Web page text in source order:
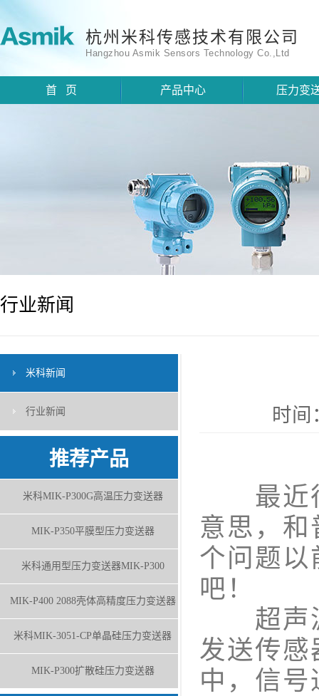
杭州米科传感技术有限公司
Hangzhou Asmik Sensors Technology Co.,Ltd
首 页 产品中心 压力变
行业新闻
米科新闻
行业新闻
推荐产品
米科MIK-P300G高温压力变送器
MIK-P350平膜型压力变送器
米科通用型压力变送器MIK-P300
MIK-P400 2088壳体高精度压力变送器
米科MIK-3051-CP单晶硅压力变送器
MIK-P300扩散硅压力变送器
时间
最近很
意思，
个问题以
吧！
超声波
发送传感
中，信